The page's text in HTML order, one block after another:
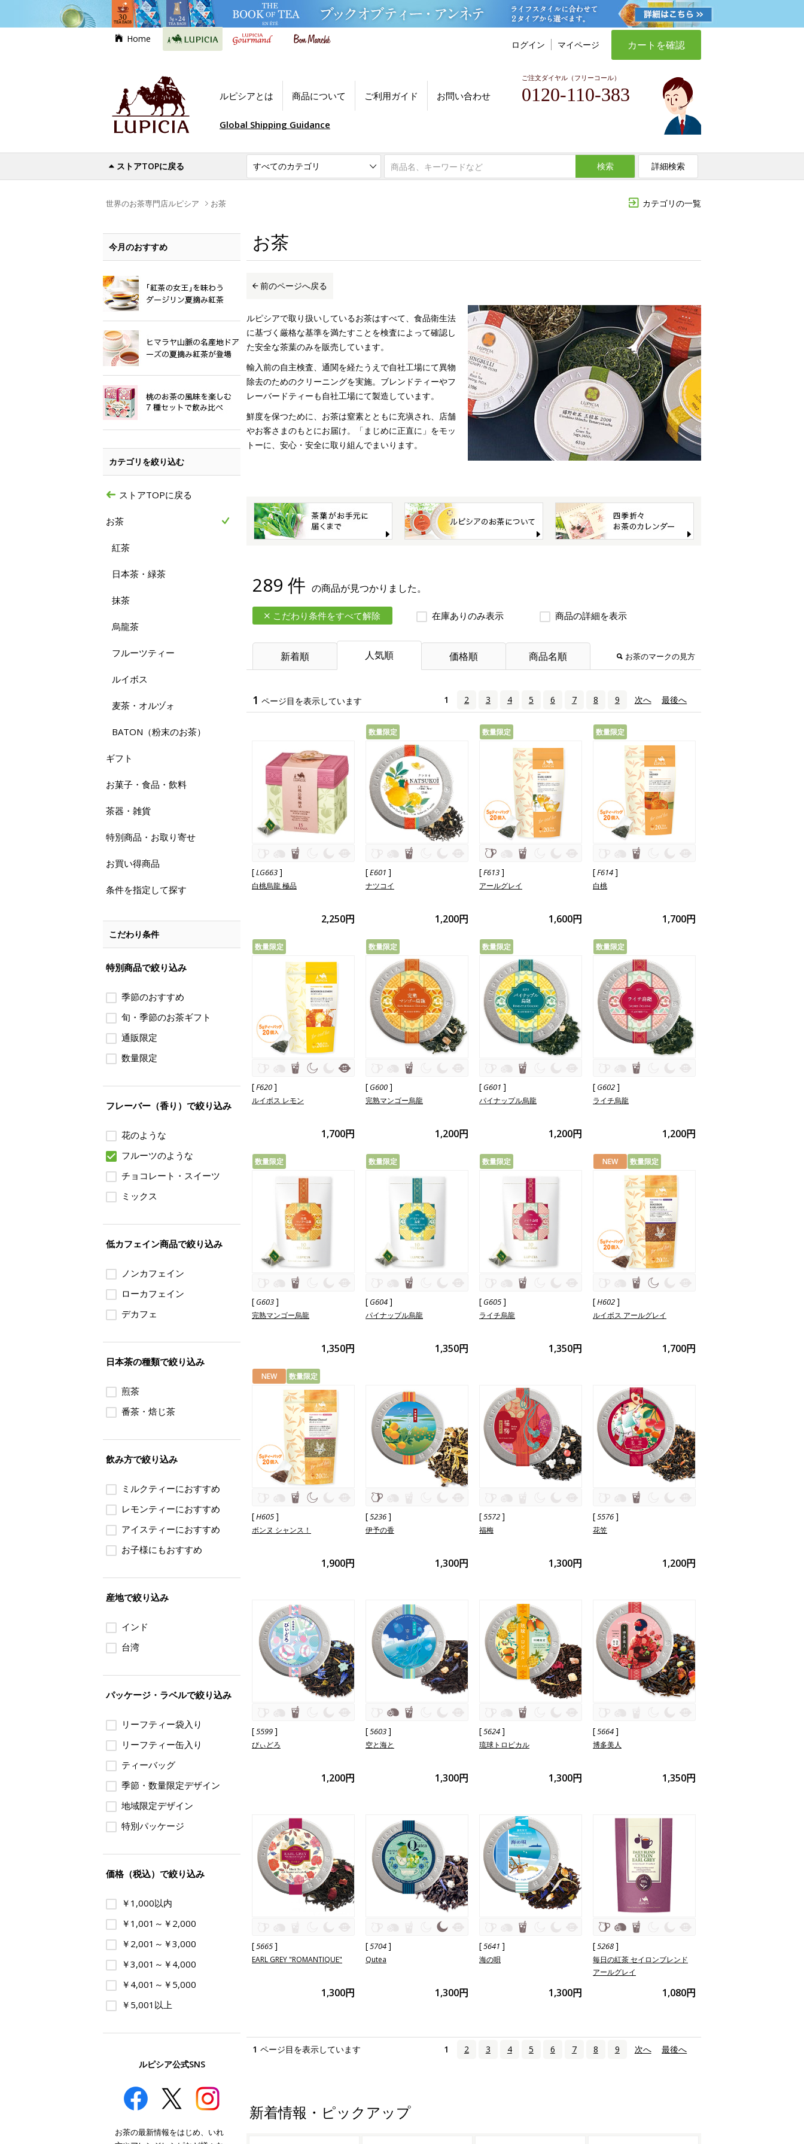
Home
ログイン マイページ カートを確認
ルピシアとは 商品について ご利用ガイド お問い合わせ
ご注文ダイヤル（フリーコール）
0120-110-383
Global Shipping Guidance
ストアTOPに戻る 検索 詳細検索
カテゴリの一覧
世界のお茶専門店ルピシア お茶
お茶
前のページへ戻る
ルピシアで取り扱いしているお茶はすべて、食品衛生法
に基づく厳格な基準を満たすことを検査によって確認し
た安全な茶葉のみを販売しています。
輸入前の自主検査、通関を経たうえで自社工場にて異物
除去のためのクリーニングを実施。ブレンドティーやフ
レーバードティーも自社工場にて製造しています。
鮮度を保つために、お茶は窒素とともに充塡され、店舗
やお客さまのもとにお届け。「まじめに正直に」をモッ
トーに、安心・安全に取り組んでまいります。
289 件 の商品が見つかりました。
こだわり条件をすべて解除 在庫ありのみ表示 商品の詳細を表示
新着順 人気順 価格順 商品名順 お茶のマークの見方
1 ページ目を表示しています 1 2 3 4 5 6 7 8 9 次へ 最後へ
[LG663]
白桃烏龍 極品
2,250円
数量限定
[E601 ]
ナツコイ
1,200円
数量限定
[F613]
アールグレイ
1,600円
数量限定
[F614]
白桃
1,700円
数量限定
[F620]
ルイボス レモン
1,700円
数量限定
[ G600]
完熟マンゴー烏龍
1,200円
数量限定
[ G601 ]
パイナップル烏龍
1,200円
数量限定
[ G602]
ライチ烏龍
1,200円
数量限定
[ G603]
完熟マンゴー烏龍
1,350円
数量限定
[ G604]
パイナップル烏龍
1,350円
数量限定
[ G605]
ライチ烏龍
1,350円
NEW 数量限定
[H602]
ルイボス アールグレイ
1,700円
NEW 数量限定
[H605]
ボンヌ シャンス！
1,900円
[5236]
伊予の香
1,300円
[5572]
福梅
1,300円
[5576]
花笠
1,200円
[5599]
びぃどろ
1,200円
[5603]
空と海と
1,300円
[5624]
琉球トロピカル
1,300円
[5664]
博多美人
1,350円
[5665]
EARL GREY "ROMANTIQUE"
1,300円
[5704]
Qutea
1,300円
[5641 ]
海の唄
1,300円
[5268]
毎日の紅茶 セイロンブレンド
アールグレイ
1,080円
1 ページ目を表示しています 1 2 3 4 5 6 7 8 9 次へ 最後へ
新着情報・ピックアップ
今月のおすすめ
カテゴリを絞り込む
ストアTOPに戻る
お茶
紅茶
日本茶・緑茶
抹茶
烏龍茶
フルーツティー
ルイボス
麦茶・オルヅォ
BATON（粉末のお茶）
ギフト
お菓子・食品・飲料
茶器・雑貨
特別商品・お取り寄せ
お買い得商品
条件を指定して探す
こだわり条件
特別商品で絞り込み
季節のおすすめ
旬・季節のお茶ギフト
通販限定
数量限定
フレーバー（香り）で絞り込み
花のような
フルーツのような
チョコレート・スイーツ
ミックス
低カフェイン商品で絞り込み
ノンカフェイン
ローカフェイン
デカフェ
日本茶の種類で絞り込み
煎茶
番茶・焙じ茶
飲み方で絞り込み
ミルクティーにおすすめ
レモンティーにおすすめ
アイスティーにおすすめ
お子様にもおすすめ
産地で絞り込み
インド
台湾
パッケージ・ラベルで絞り込み
リーフティー袋入り
リーフティー缶入り
ティーバッグ
季節・数量限定デザイン
地域限定デザイン
特別パッケージ
価格（税込）で絞り込み
￥1,000以内
￥1,001～￥2,000
￥2,001～￥3,000
￥3,001～￥4,000
￥4,001～￥5,000
￥5,001以上
ルピシア公式SNS
お茶の最新情報をはじめ、いれ